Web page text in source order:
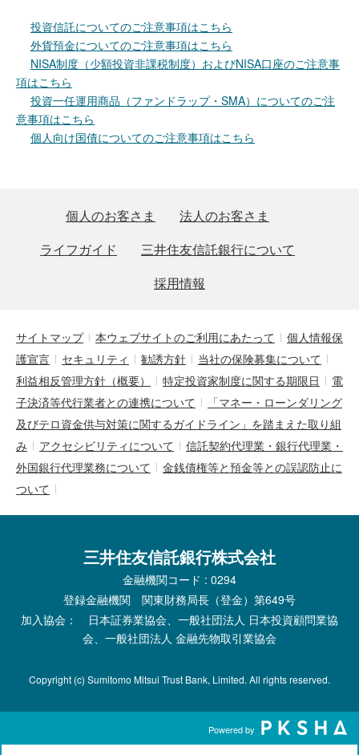
投資信託についてのご注意事項はこちら
外貨預金についてのご注意事項はこちら
NISA制度（少額投資非課税制度）およびNISA口座のご注意事
項はこちら
投資一任運用商品（ファンドラップ・SMA）についてのご注
意事項はこちら
個人向け国債についてのご注意事項はこちら
個人のお客さま
法人のお客さま
ライフガイド
三井住友信託銀行について
採用情報
サイトマップ 本ウェブサイトのご利用にあたって
個人情報保
護宣言
セキュリティ 勧誘方針
当社の保険募集について
利益相反管理方針（概要）
特定投資家制度に関する期限日
電
子決済等代行業者との連携について
「マネー・ローンダリング
及びテロ資金供与対策に関するガイドライン」を踏まえた取り組
み
アクセシビリティについて
信託契約代理業・銀行代理業・
外国銀行代理業務について
金銭債権等と預金等との誤認防止に
ついて
三井住友信託銀行株式会社
金融機関コード : 0294
登録金融機関 関東財務局長（登金）第649号
加入協会： 日本証券業協会、一般社団法人 日本投資顧問業協
会、一般社団法人 金融先物取引業協会
Copyright (c) Sumitomo Mitsui Trust Bank, Limited. All rights reserved.
Powered by